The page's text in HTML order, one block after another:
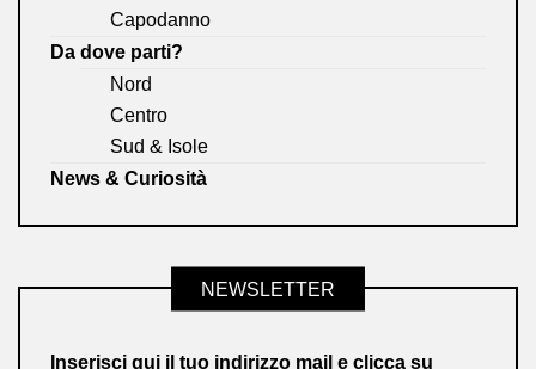
Capodanno
Da dove parti?
Nord
Centro
Sud & Isole
News & Curiosità
NEWSLETTER
Inserisci qui il tuo indirizzo mail e clicca su